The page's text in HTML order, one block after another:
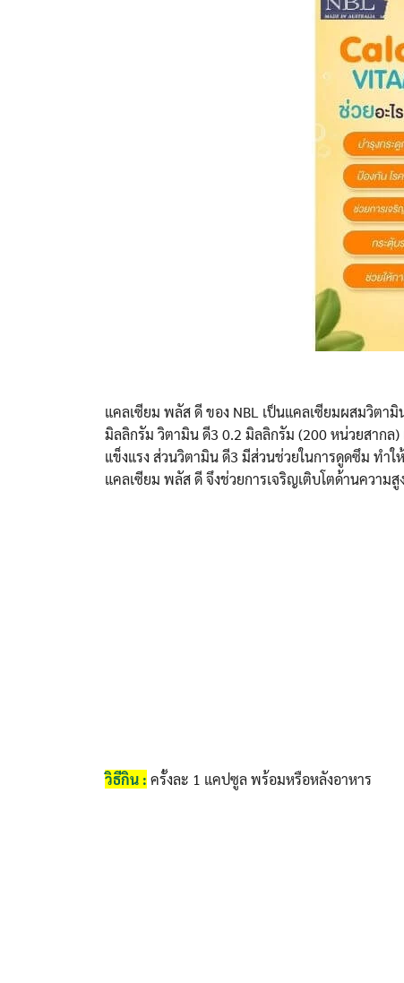
แคลเซียม พลัส ดี ของ NBL เป็นแคลเซียมผสมวิตา
มิลลิกรัม วิตามิน ดี3 0.2 มิลลิกรัม (200 หน่วยสากล
แข็งแรง ส่วนวิตามิน ดี3 มีส่วนช่วยในการดูดซึม ทำ
แคลเซียม พลัส ดี จึงช่วยการเจริญเติบโตด้านความสูง
วิธีกิน : ครั้งละ 1 แคปซูล พร้อมหรือหลังอาหาร